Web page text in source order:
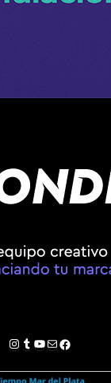
Instagram
Tumblr
YouTube
Correo electrónico
Facebook